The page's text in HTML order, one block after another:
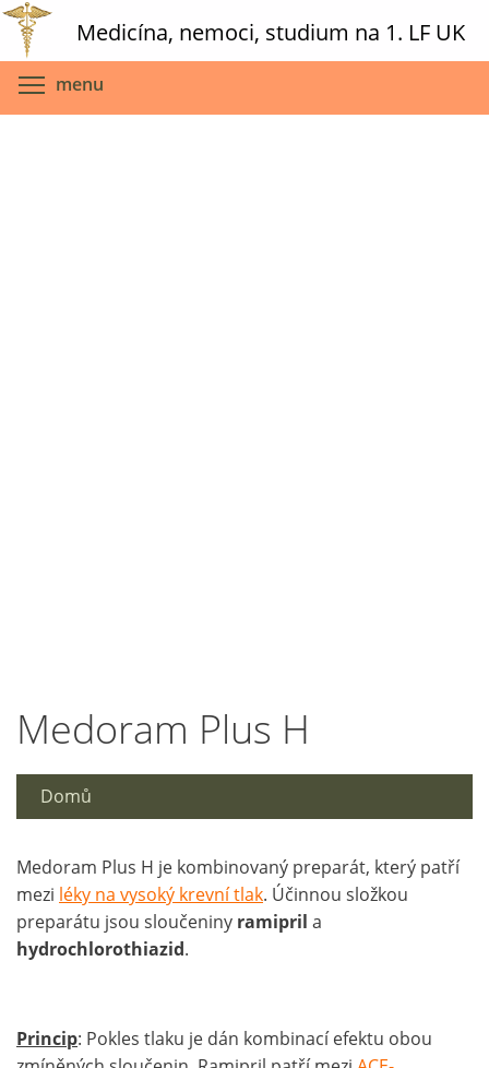
Skip
main
content
Medicína, nemoci, studium na 1. LF UK
menu
Medoram Plus H
Domů
Medoram Plus H je kombinovaný preparát, který patří
mezi léky na vysoký krevní tlak. Účinnou složkou
preparátu jsou sloučeniny ramipril a
hydrochlorothiazid.
Princip: Pokles tlaku je dán kombinací efektu obou